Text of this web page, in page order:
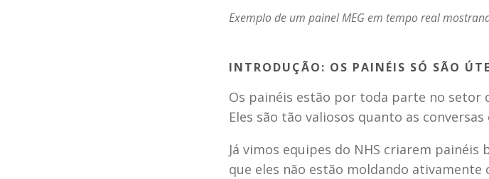
Exemplo de um painel MEG em tempo real
INTRODUÇÃO: OS PAINÉIS SÓ SÃO
Os painéis estão por toda parte no setor
Eles são tão valiosos quanto as
Já vimos equipes do NHS criarem
que eles não estão moldando